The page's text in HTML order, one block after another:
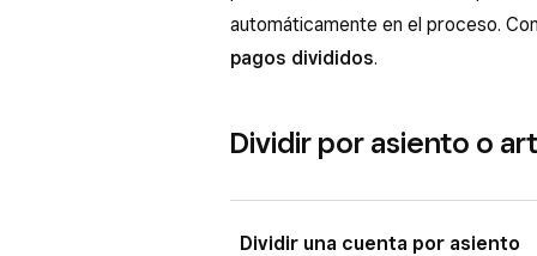
automáticamente en el proceso.
pagos divididos.
Dividir por asiento o
Dividir una cuenta por asiento